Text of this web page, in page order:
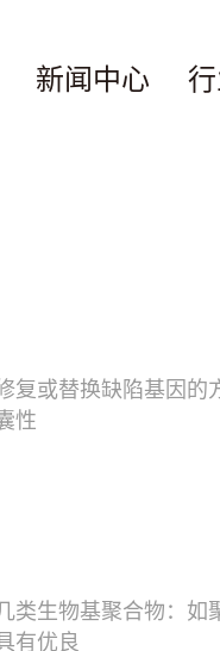
新闻中心
复或替换缺陷基因
性
生物基聚合物：
有优良